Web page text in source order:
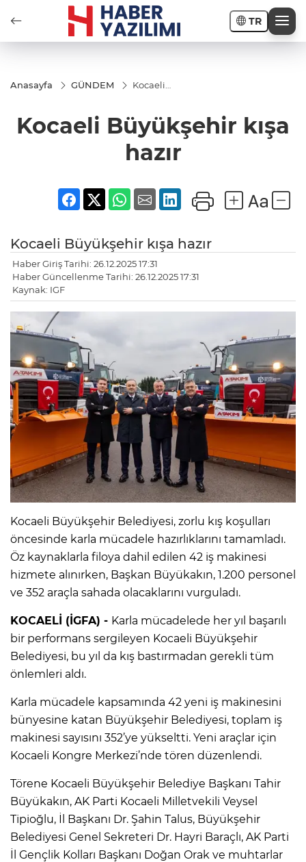
TR
Anasayfa GÜNDEM
Kocaeli
Kocaeli Büyükşehir kışa
hazır
Kocaeli Büyükşehir kışa hazır
Haber Giriş Tarihi: 26.12.2025 17:31
Haber Güncellenme Tarihi: 26.12.2025 17:31
Kaynak: IGF
Kocaeli Büyükşehir Belediyesi, zorlu kış koşulları
öncesinde karla mücadele hazırlıklarını tamamladı.
Öz kaynaklarla filoya dahil edilen 42 iş makinesi
hizmete alınırken, Başkan Büyükakın, 1.200 personel
ve 352 araçla sahada olacaklarını vurguladı.
KOCAELİ (İGFA) - Karla mücadelede her yıl başarılı
bir performans sergileyen Kocaeli Büyükşehir
Belediyesi, bu yıl da kış bastırmadan gerekli tüm
önlemleri aldı.
Karla mücadele kapsamında 42 yeni iş makinesini
bünyesine katan Büyükşehir Belediyesi, toplam iş
makinesi sayısını 352’ye yükseltti. Yeni araçlar için
Kocaeli Kongre Merkezi’nde tören düzenlendi.
Törene Kocaeli Büyükşehir Belediye Başkanı Tahir
Büyükakın, AK Parti Kocaeli Milletvekili Veysel
Tipioğlu, İl Başkanı Dr. Şahin Talus, Büyükşehir
Belediyesi Genel Sekreteri Dr. Hayri Baraçlı, AK Parti
İl Gençlik Kolları Başkanı Doğan Orak ve muhtarlar